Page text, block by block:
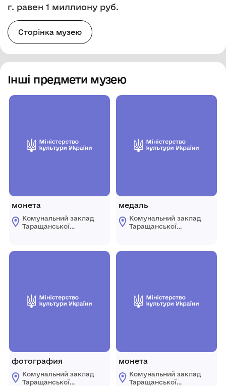
г. равен 1 миллиону руб.
Сторінка музею
Інші предмети музею
монета
Комунальний заклад
Таращанської
історико-
фотография
Комунальний заклад
Таращанської
медаль
Комунальний заклад
Таращанської
історико-
монета
Комунальний заклад
Таращанської